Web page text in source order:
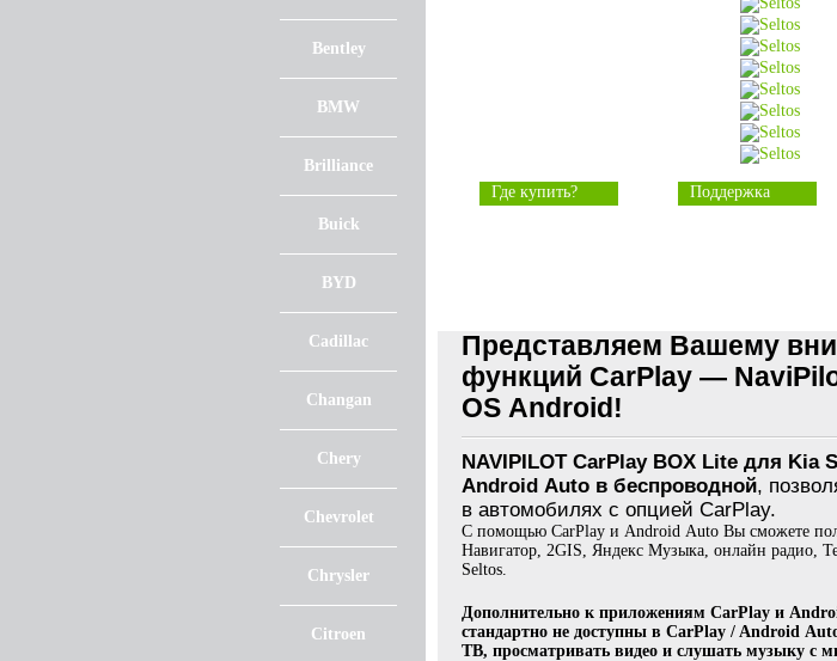
Bentley
BMW
Brilliance
Buick
BYD
Cadillac
Changan
Chery
Chevrolet
Chrysler
Citroen
Где купить? Поддержка
Представляем Вашему
функций CarPlay —
OS Android!
NAVIPILOT CarPlay BOX Lite для Kia
Android Auto в беспроводной,
в автомобилях с опцией CarPlay.
С помощью CarPlay и Android Auto Вы сможете
Навигатор, 2GIS, Яндекс Музыка, онлайн радио,
Seltos.
Дополнительно к приложениям CarPlay и
стандартно не доступны в CarPlay / Android
ТВ, просматривать видео и слушать музыку с